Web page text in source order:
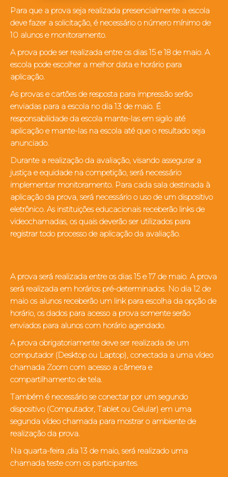
Para que a prova seja realizada presencialmente a escola
deve fazer a solicitação, é necessário o número mínimo de
10 alunos e monitoramento.
A prova pode ser realizada entre os dias 15 e 18 de maio. A
escola pode escolher a melhor data e horário para
aplicação.
As provas e cartões de resposta para impressão serão
enviadas para a escola no dia 13 de maio. É
responsabilidade da escola mante-las em sigilo até
aplicação e mante-las na escola até que o resultado seja
anunciado.
Durante a realização da avaliação, visando assegurar a
justiça e equidade na competição, será necessário
implementar monitoramento. Para cada sala destinada à
aplicação da prova, será necessário o uso de um dispositivo
eletrônico. As instituições educacionais receberão links de
videochamadas, os quais deverão ser utilizados para
registrar todo processo de aplicação da avaliação.
A prova será realizada entre os dias 15 e 17 de maio. A prova
será realizada em horários pré-determinados. No dia 12 de
maio os alunos receberão um link para escolha da opção de
horário, os dados para acesso a prova somente serão
enviados para alunos com horário agendado.
A prova obrigatoriamente deve ser realizada de um
computador (Desktop ou Laptop), conectada a uma vídeo
chamada Zoom com acesso a câmera e
compartilhamento de tela.
Também é necessário se conectar por um segundo
dispositivo (Computador, Tablet ou Celular) em uma
segunda vídeo chamada para mostrar o ambiente de
realização da prova.
Na quarta-feira ,dia 13 de maio, será realizado uma
chamada teste com os participantes.